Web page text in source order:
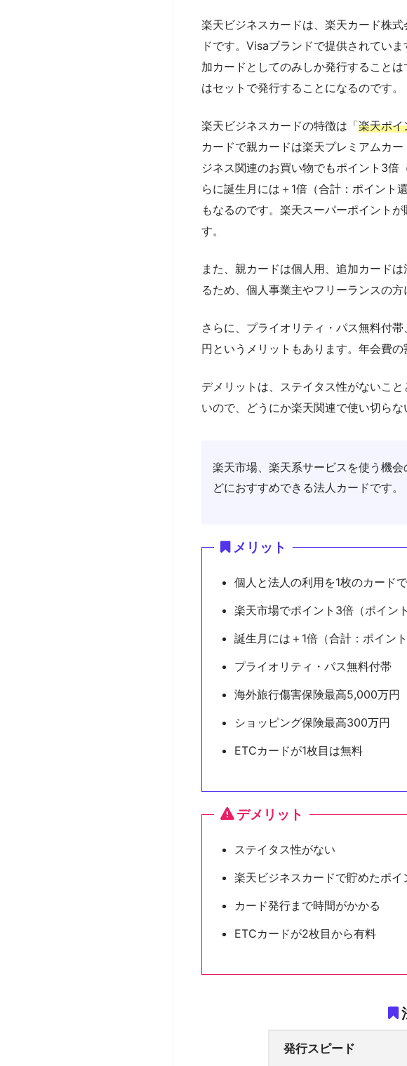
楽天ビジネスカードは、楽天カード株
ドです。Visaブランドで提供されてい
加カードとしてのみしか発行すること
はセットで発行することになるのです。
楽天ビジネスカードの特徴は「楽天ポイ
カードで親カードは楽天プレミアムカ
ジネス関連のお買い物でもポイント3倍
らに誕生月には＋1倍（合計：ポイント
もなるのです。楽天スーパーポイント
す。
また、親カードは個人用、追加カード
るため、個人事業主やフリーランスの方
さらに、プライオリティ・パス無料付
円というメリットもあります。年会費の
デメリットは、ステイタス性がないこ
いので、どうにか楽天関連で使い切らな
楽天市場、楽天系サービスを使う機
どにおすすめできる法人カードです。
メリット
個人と法人の利用を1枚のカード
楽天市場でポイント3倍（ポイン
誕生月には＋1倍（合計：ポイン
プライオリティ・パス無料付帯
海外旅行傷害保険最高5,000万円
ショッピング保険最高300万円
ETCカードが1枚目は無料
デメリット
ステイタス性がない
楽天ビジネスカードで貯めたポ
カード発行まで時間がかかる
ETCカードが2枚目から有料
発行スピード